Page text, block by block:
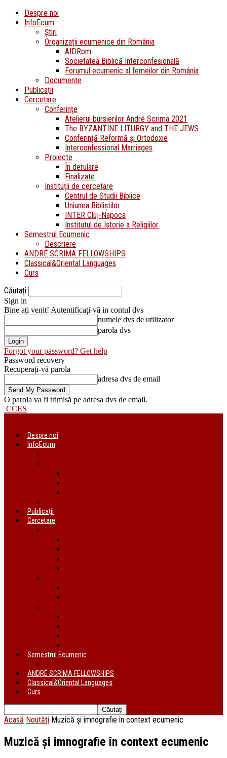
Despre noi
InfoEcum
Știri
Organizații ecumenice din România
AIDRom
Societatea Biblică Interconfesională
Forumul ecumenic al femeilor din România
Documente
Publicații
Cercetare
Conferințe
Atelierul bursierilor André Scrima 2021
The BYZANTINE LITURGY and THE JEWS
Conferință Reformă și Ortodoxie
Interconfessional Marriages
Proiecte
În derulare
Finalizate
Instituții de cercetare
Centrul de Studii Biblice
Uniunea Bibliștilor
INTER Cluj-Napoca
Institutul de Istorie a Religiilor
Semestrul Ecumenic
Descriere
ANDRÉ SCRIMA FELLOWSHIPS
Classical&Oriental Languages
Curs
Căutați
Sign in
Bine ați venit! Autentificați-vă in contul dvs
numele dvs de utilizator
parola dvs
Forgot your password? Get help
Password recovery
Recuperați-vă parola
adresa dvs de email
O parola va fi trimisă pe adresa dvs de email.
CCES
Despre noi
InfoEcum
Publicații
Cercetare
Semestrul Ecumenic
ANDRÉ SCRIMA FELLOWSHIPS
Classical&Oriental Languages
Curs
Acasă Noutăți Muzică și imnografie în context ecumenic
Muzică și imnografie în context ecumenic